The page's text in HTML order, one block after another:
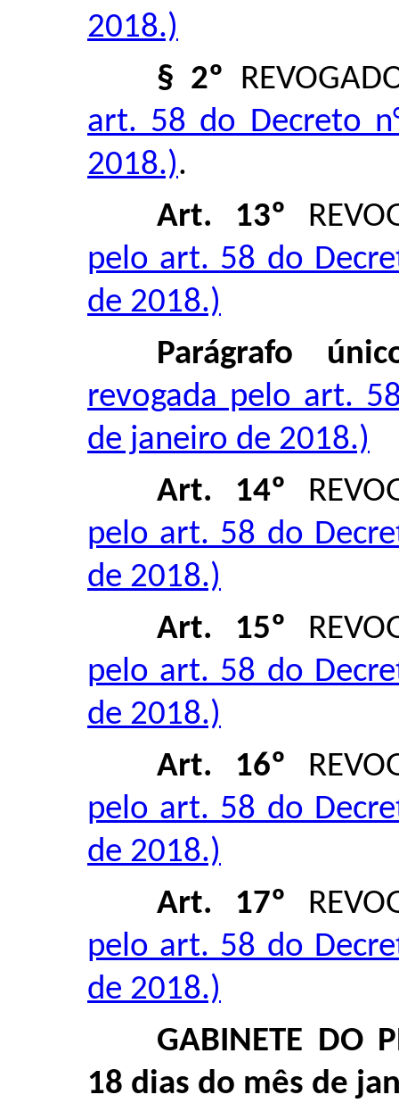
2018.)
§ 2º
art. 58 do Decreto
2018.).
Art. 13º
pelo art. 58 do
de 2018.)
Parágrafo
revogada pelo art.
de janeiro de 2018.)
Art. 14º
pelo art. 58 do
de 2018.)
Art. 15º
pelo art. 58 do
de 2018.)
Art. 16º
pelo art. 58 do
de 2018.)
Art. 17º
pelo art. 58 do
de 2018.)
GABINETE DO
18 dias do mês de